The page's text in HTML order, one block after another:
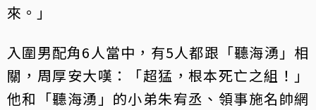
來。」
入圍男配角6人當中，有5人都跟「聽海湧」相
關，周厚安大嘆：「超猛，根本死亡之組！」
他和「聽海湧」的小弟朱宥丞、領事施名帥網